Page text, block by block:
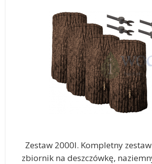
Zestaw 2000l. Kompletny
zbiornik na deszczówkę,